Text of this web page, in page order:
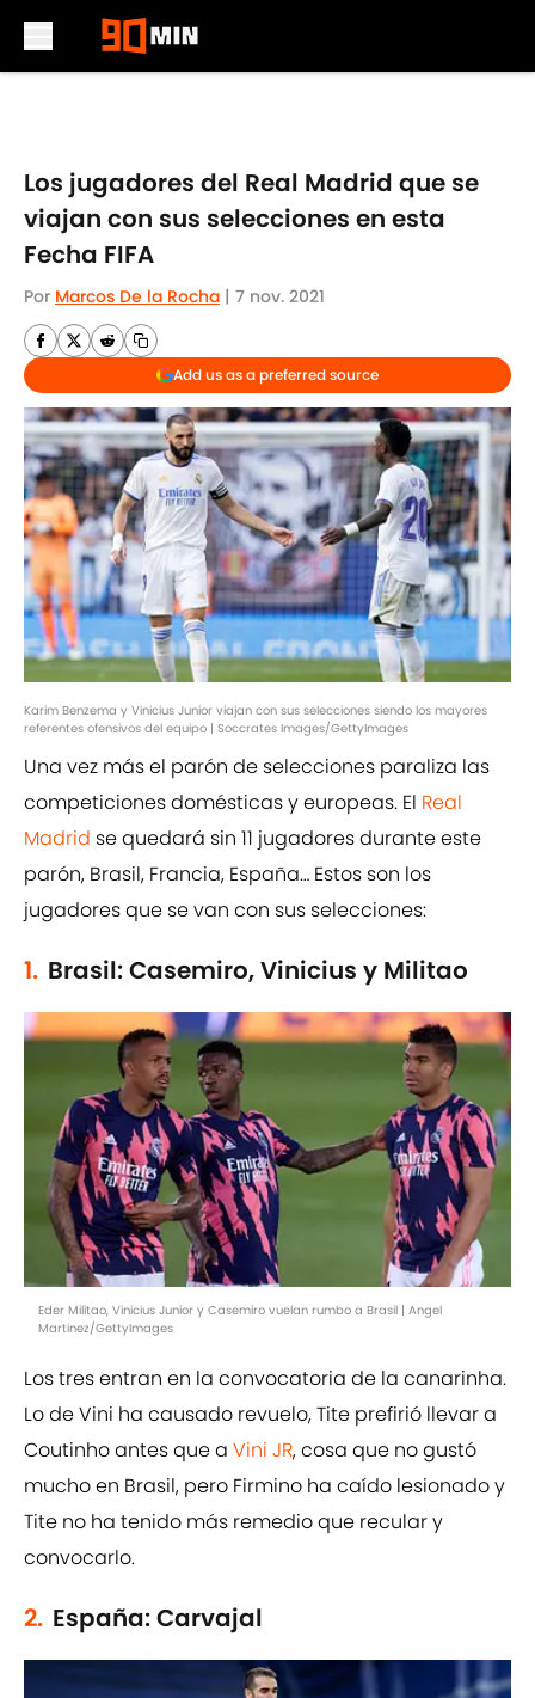
Los jugadores del Real Madrid que se
viajan con sus selecciones en esta
Fecha FIFA
Por Marcos De la Rocha | 7 nov. 2021
Add us as a preferred source
Karim Benzema y Vinicius Junior viajan con sus selecciones siendo los mayores
referentes ofensivos del equipo | Soccrates Images/GettyImages
Una vez más el parón de selecciones paraliza las
competiciones domésticas y europeas. El Real
Madrid se quedará sin 11 jugadores durante este
parón, Brasil, Francia, España… Estos son los
jugadores que se van con sus selecciones:
1. Brasil: Casemiro, Vinicius y Militao
Eder Militao, Vinicius Junior y Casemiro vuelan rumbo a Brasil | Angel
Martinez/GettyImages
Los tres entran en la convocatoria de la canarinha.
Lo de Vini ha causado revuelo, Tite prefirió llevar a
Coutinho antes que a Vini JR, cosa que no gustó
mucho en Brasil, pero Firmino ha caído lesionado y
Tite no ha tenido más remedio que recular y
convocarlo.
2. España: Carvajal